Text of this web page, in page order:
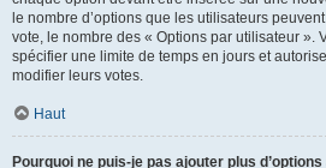
le nombre d’options que les utilisateurs
vote, le nombre des « Options par utilisateur ».
spécifier une limite de temps en jours et
modifier leurs votes.
Haut
Pourquoi ne puis-je pas ajouter plus